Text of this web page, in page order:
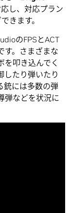
し、対応プラン
きます。
のFPSとACT
す。さまざまな
を叩き込んでく
したり弾いたり
銃には多数の弾
弾などを状況に